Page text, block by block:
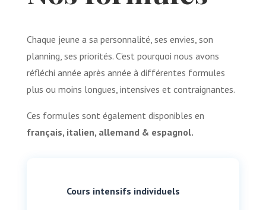
Chaque jeune a sa personnalité, ses envies, son
planning, ses priorités. C’est pourquoi nous avons
réfléchi année après année à différentes formules
plus ou moins longues, intensives et contraignantes.
Ces formules sont également disponibles en
français, italien, allemand & espagnol.
Cours intensifs individuels